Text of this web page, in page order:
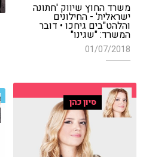
משרד החוץ שיווק 'חתונה
ישראלית' - החילונים
והלהט"בים גיחכו • דובר
המשרד: "שגינו"
01/07/2018
סיון כהן